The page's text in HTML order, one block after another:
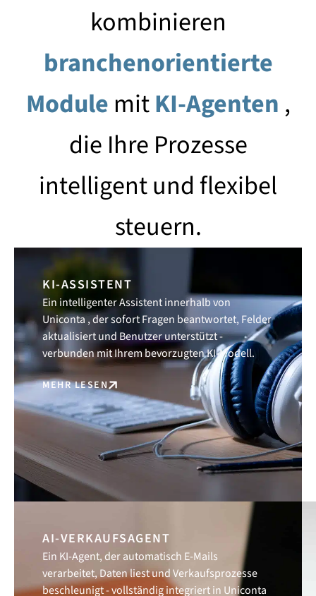
kombinieren
branchenorientierte
Module mitKI-Agenten ,
die Ihre Prozesse
intelligent und flexibel
steuern.
KI-ASSISTENT
Ein intelligenter Assistent innerhalb von
Uniconta , der sofort Fragen beantwortet, Felder
aktualisiert und Benutzer unterstützt -
verbunden mit Ihrem bevorzugten KI-Modell.
MEHR LESEN
AI-VERKAUFSAGENT
Ein KI-Agent, der automatisch E-Mails
verarbeitet, Daten liest und Verkaufsprozesse
beschleunigt - vollständig integriert in Uniconta